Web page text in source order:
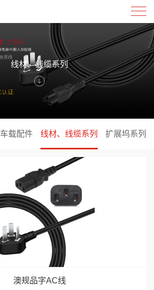
线材、线缆系列
车载配件 线材、线缆系列 扩展坞系列
澳规品字AC线